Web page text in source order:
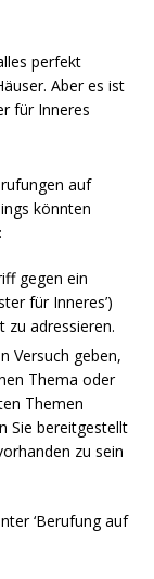
perfekt
Aber es ist
für Inneres
auf
könnten
gegen ein
für Inneres’)
zu adressieren.
Versuch geben,
Thema oder
Themen
Sie bereitgestellt
zu sein
‘Berufung auf